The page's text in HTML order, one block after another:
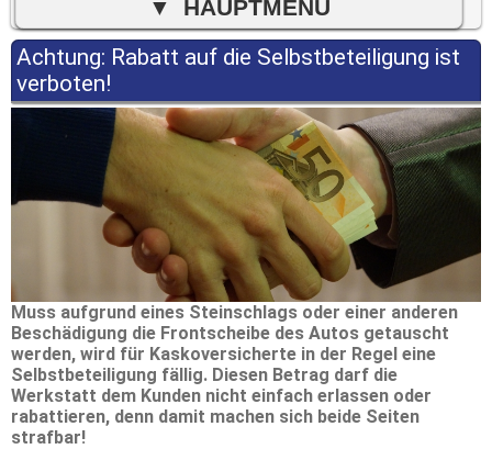
Achtung: Rabatt auf die Selbstbeteiligung ist
verboten!
Muss aufgrund eines Steinschlags oder einer anderen
Beschädigung die Frontscheibe des Autos getauscht
werden, wird für Kaskoversicherte in der Regel eine
Selbstbeteiligung fällig. Diesen Betrag darf die
Werkstatt dem Kunden nicht einfach erlassen oder
rabattieren, denn damit machen sich beide Seiten
strafbar!